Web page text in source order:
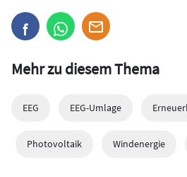
Mehr zu diesem Thema
EEG EEG-Umlage
Photovoltaik Windenergie